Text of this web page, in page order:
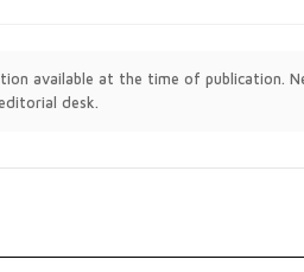
available at the time of publication.
desk.